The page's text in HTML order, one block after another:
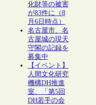
化財等の被害
が83件に（8
月6日時点）
名古屋市、名
古屋城の現天
守閣の記録を
募集中
【イベント】
人間文化研究
機構DH推進
室、「第5回
DH若手の会